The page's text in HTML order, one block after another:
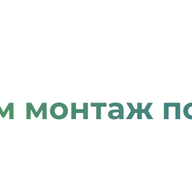
монтаж